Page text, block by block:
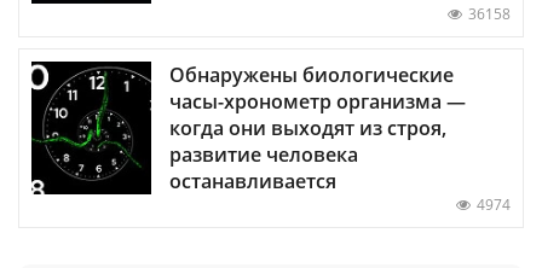
36158
Обнаружены биологические
часы-хронометр организма —
когда они выходят из строя,
развитие человека
останавливается
4974